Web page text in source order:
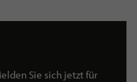
Sie sich jetzt für